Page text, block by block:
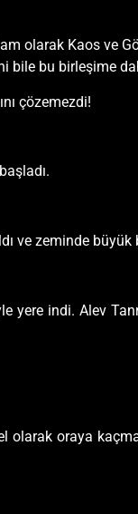
olarak Kaos ve
bile bu birleşime
çözemezdi!
ve zeminde büyük
indi. Alev
olarak oraya